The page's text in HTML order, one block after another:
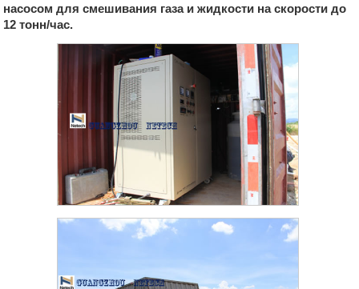
насосом для смешивания газа и жидкости на скорости до
12 тонн/час.